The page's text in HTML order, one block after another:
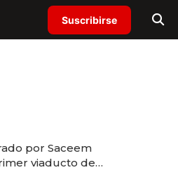
Suscribirse
por Saceem
viaducto de